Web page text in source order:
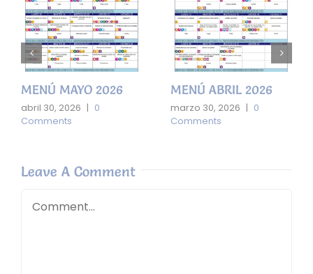
MENÚ MAYO 2026
abril 30, 2026 | 0
Comments
MENÚ ABRIL 2026
marzo 30, 2026 | 0
Comments
Leave A Comment